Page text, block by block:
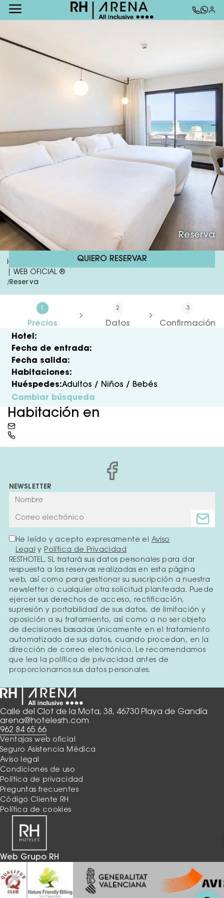
Reserva
QUIERO RESERVAR
Hotel RH Arena | Hotel 4 Estrellas Todo Incluído En Gandía
| WEB OFICIAL ®
/Reserva
Precios
2
Datos
3
Confirmación
Hotel:
Fecha de entrada:
Fecha salida:
Habitaciones:
Huéspedes:Adultos / Niños / Bebés
Cambiar búsqueda
Habitación en
Calle del Clot de la Mota, 38, 46730 Playa de Gandía
arena@hotelesrh.com
962 84 65 66
NEWSLETTER
He leído y acepto expresamente el Aviso
Legal y Política de Privacidad
RESTHOTEL, SL tratará sus datos personales para dar
respuesta a las reservas realizadas en esta página
web, así como para gestionar su suscripción a nuestra
newsletter o cualquier otra solicitud planteada. Puede
ejercer sus derechos de acceso, rectificación,
supresión y portabilidad de sus datos, de limitación y
oposición a su tratamiento, así como a no ser objeto
de decisiones basadas únicamente en el tratamiento
automatizado de sus datos, cuando procedan, en la
dirección de correo electrónico. Le recomendamos
que lea la política de privacidad antes de
proporcionarnos sus datos personales.
Ventajas web oficial
Seguro Asistencia Médica
Aviso legal
Condiciones de uso
Política de privacidad
Preguntas frecuentes
Código Cliente RH
Política de cookies
Web Grupo RH